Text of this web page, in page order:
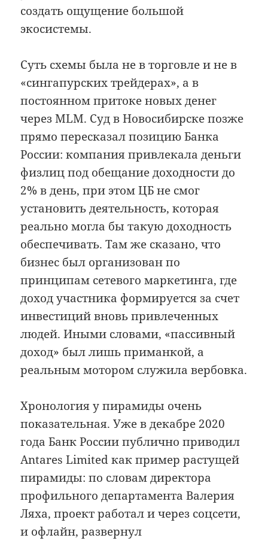
создать ощущение большой
экосистемы.
Суть схемы была не в торговле и не в
«сингапурских трейдерах», а в
постоянном притоке новых денег
через MLM. Суд в Новосибирске позже
прямо пересказал позицию Банка
России: компания привлекала деньги
физлиц под обещание доходности до
2% в день, при этом ЦБ не смог
установить деятельность, которая
реально могла бы такую доходность
обеспечивать. Там же сказано, что
бизнес был организован по
принципам сетевого маркетинга, где
доход участника формируется за счет
инвестиций вновь привлеченных
людей. Иными словами, «пассивный
доход» был лишь приманкой, а
реальным мотором служила вербовка.
Хронология у пирамиды очень
показательная. Уже в декабре 2020
года Банк России публично приводил
Antares Limited как пример растущей
пирамиды: по словам директора
профильного департамента Валерия
Ляха, проект работал и через соцсети,
и офлайн, развернул